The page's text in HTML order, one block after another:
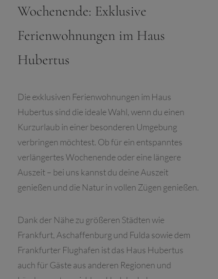
Wochenende: Exklusive
Ferienwohnungen im Haus
Hubertus
Die exklusiven Ferienwohnungen im Haus
Hubertus sind die ideale Wahl, wenn du einen
Kurzurlaub in einer besonderen Umgebung
verbringen möchtest. Ob für ein entspanntes
verlängertes Wochenende oder eine längere
Auszeit – bei uns kannst du deine Auszeit
genießen und die Natur in vollen Zügen genießen.
Dank der Nähe zu größeren Städten wie
Frankfurt, Aschaffenburg und Fulda sowie dem
Frankfurter Flughafen ist das Haus Hubertus
auch für Gäste aus anderen Regionen und